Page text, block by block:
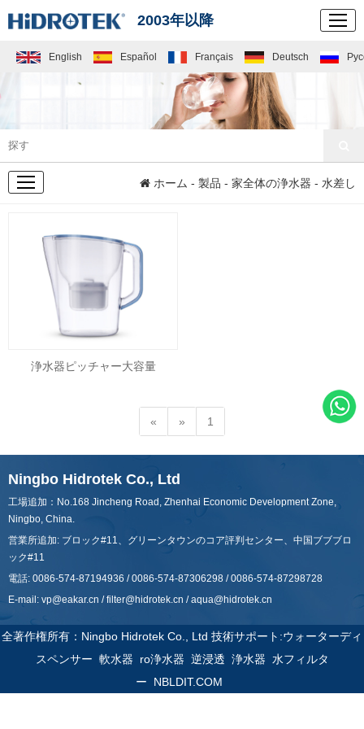
2003年以降
English Español Français Deutsch
製品
ホーム - 製品 - 家全体の浄水器 - 水差し
浄水器ピッチャー大容量
« » 1
Ningbo Hidrotek Co., Ltd
工場追加：No.168 Jincheng Road, Zhenhai Economic Development Zone,
Ningbo, China.
営業所追加: ブロック#11、グリーンタウンのコア評判センター、中国ブブブロ
ック#11
電話: 0086-574-87194936 / 0086-574-87306298 / 0086-574-87298728
E-mail: vp@eakar.cn /filter@hidrotek.cn /aqua@hidrotek.cn
全著作権所有：Ningbo Hidrotek Co., Ltd 技術サポート:ウォーターディ
スペンサー 軟水器 ro浄水器 逆浸透 浄水器 水フィルタ
ー NBLDIT.COM